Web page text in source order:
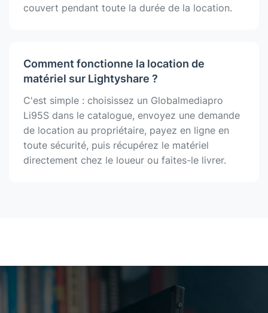
couvert pendant toute la durée de la location.
Comment fonctionne la location de
matériel sur Lightyshare ?
C'est simple : choisissez un Globalmediapro
Li95S dans le catalogue, envoyez une demande
de location au propriétaire, payez en ligne en
toute sécurité, puis récupérez le matériel
directement chez le loueur ou faites-le livrer.